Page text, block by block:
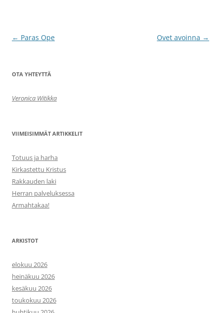
Artikkelien
← Paras Ope Ovet avoinna →
OTA YHTEYTTÄ
Veronica Witikka
VIIMEISIMMÄT ARTIKKELIT
Totuus ja harha
Kirkastettu Kristus
Rakkauden laki
Herran palveluksessa
Armahtakaa!
ARKISTOT
elokuu 2026
heinäkuu 2026
kesäkuu 2026
toukokuu 2026